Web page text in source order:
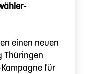
einen neuen
Thüringen
für